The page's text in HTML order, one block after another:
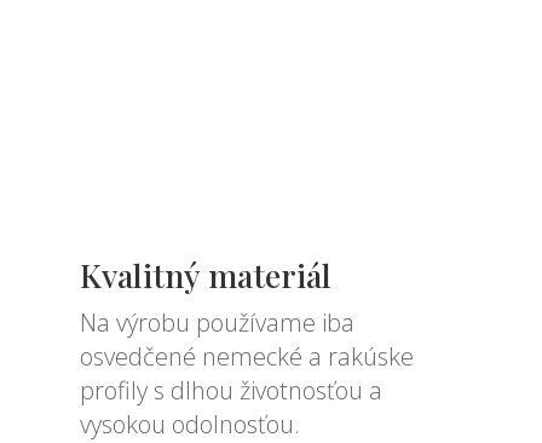
Kvalitný materiál
Na výrobu používame iba
osvedčené nemecké a rakúske
profily s dlhou životnosťou a
vysokou odolnosťou.